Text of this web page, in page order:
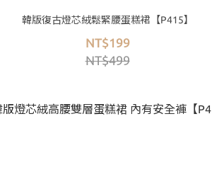
韓版復古燈芯絨鬆緊腰蛋糕裙【P415】
NT$199
NT$499